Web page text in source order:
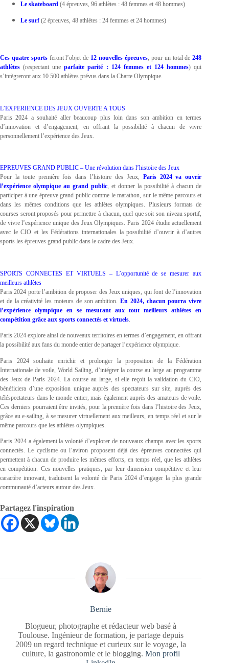
Le skateboard (4 épreuves, 96 athlètes : 48 femmes et 48 hommes)
Le surf(2 épreuves, 48 athlètes : 24 femmes et 24 hommes)
Ces quatre sportsferont l’objet de 12 nouvelles épreuves, pour un total de248
athlètes (respectant uneparfaite parité : 124 femmes et 124 hommes) qui
s’intègreront aux 10 500 athlètes prévus dans la Charte Olympique.
L’EXPERIENCE DES JEUX OUVERTE A TOUS
Paris 2024 a souhaité aller beaucoup plus loin dans son ambition en termes
d’innovation et d’engagement, en offrant la possibilité à chacun de vivre
personnellement l’expérience des Jeux.
EPREUVES GRAND PUBLIC – Une révolution dans l’histoire des Jeux
Pour la toute première fois dans l’histoire des Jeux, Paris 2024 va ouvrir
l’expérience olympique au grand public, et donner la possibilité à chacun de
participer à une épreuve grand public comme le marathon, sur le même parcours et
dans les mêmes conditions que les athlètes olympiques. Plusieurs formats de
courses seront proposés pour permettre à chacun, quel que soit son niveau sportif,
de vivre l’expérience unique des Jeux Olympiques. Paris 2024 étudie actuellement
avec le CIO et les Fédérations internationales la possibilité d’ouvrir à d’autres
sports les épreuves grand public dans le cadre des Jeux.
SPORTS CONNECTES ET VIRTUELS – L’opportunité de se mesurer aux
meilleurs athlètes
Paris 2024 porte l’ambition de proposer des Jeux uniques, qui font de l’innovation
et de la créativité les moteurs de son ambition. En 2024, chacun pourra vivre
l’expérience olympique en se mesurant aux tout meilleurs athlètes en
compétition grâce aux sports connectés et virtuels.
Paris 2024 explore ainsi de nouveaux territoires en termes d’engagement, en offrant
la possibilité aux fans du monde entier de partager l’expérience olympique.
Paris 2024 souhaite enrichir et prolonger la proposition de la Fédération
Internationale de voile, World Sailing, d’intégrer la course au large au programme
des Jeux de Paris 2024. La course au large, si elle reçoit la validation du CIO,
bénéficiera d’une exposition unique auprès des spectateurs sur site, auprès des
téléspectateurs dans le monde entier, mais également auprès des amateurs de voile.
Ces derniers pourraient être invités, pour la première fois dans l’histoire des Jeux,
grâce au e-sailing, à se mesurer virtuellement aux meilleurs, en temps réel et sur le
même parcours que les athlètes olympiques.
Paris 2024 a également la volonté d’explorer de nouveaux champs avec les sports
connectés. Le cyclisme ou l’aviron proposent déjà des épreuves connectées qui
permettent à chacun de produire les mêmes efforts, en temps réel, que les athlètes
en compétition. Ces nouvelles pratiques, par leur dimension compétitive et leur
caractère innovant, traduisent la volonté de Paris 2024 d’engager la plus grande
communauté d’acteurs autour des Jeux.
Partagez l'inspiration
Bernie
Blogueur, photographe et rédacteur web basé à
Toulouse. Ingénieur de formation, je partage depuis
2009 un regard technique et curieux sur le voyage, la
culture, la gastronomie et le blogging. Mon profil